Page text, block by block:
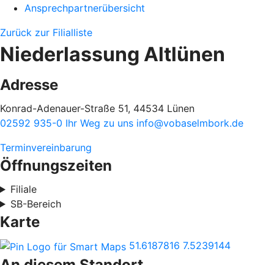
Ansprechpartnerübersicht
Zurück zur Filialliste
Niederlassung Altlünen
Adresse
Konrad-Adenauer-Straße 51, 44534 Lünen
02592 935-0 Ihr Weg zu uns info@vobaselmbork.de
Terminvereinbarung
Öffnungszeiten
Filiale
SB-Bereich
Karte
51.6187816 7.5239144